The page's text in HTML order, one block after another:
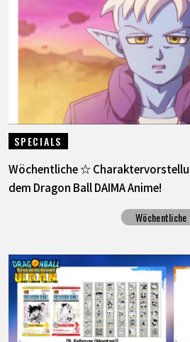
SPECIALS
Wöchentliche ☆
dem Dragon Ball DAIMA Anime!